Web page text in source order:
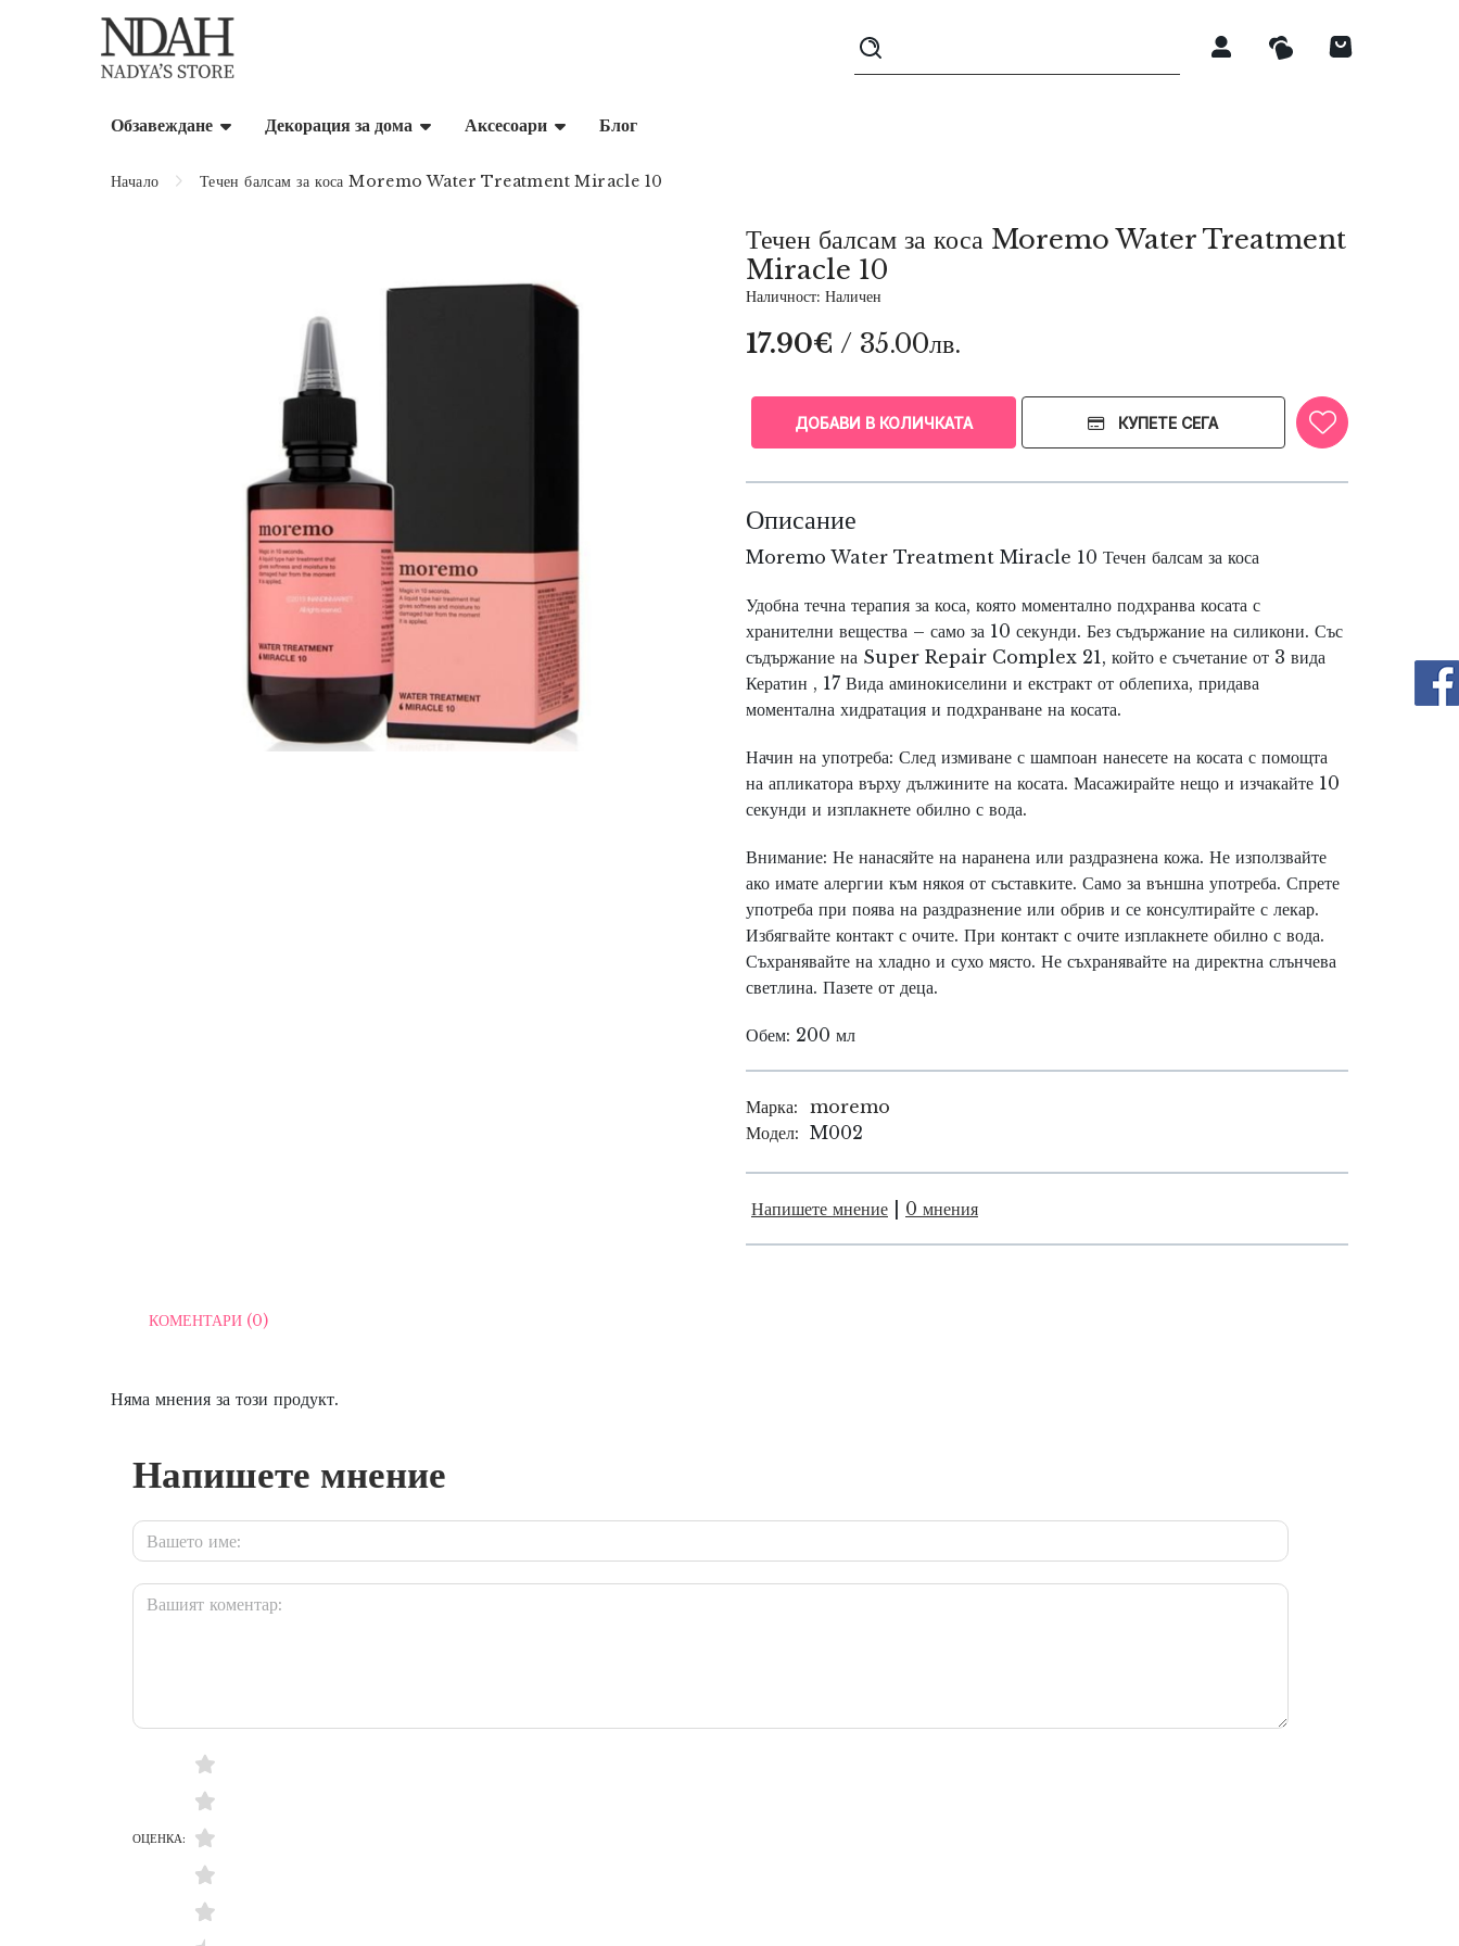
Обзавеждане Декорация за дома Аксесоари Блог
Начало Течен балсам за коса Moremo Water Treatment Miracle 10
Течен балсам за коса Moremo Water Treatment
Miracle 10
Наличност: Наличен
17.90€ / 35.00лв.
ДОБАВИ В КОЛИЧКАТА КУПЕТЕ СЕГА
Описание
Moremo Water Treatment Miracle 10 Течен балсам за коса
Удобна течна терапия за коса, която моментално подхранва косата с
хранителни вещества – само за 10 секунди. Без съдържание на силикони. Със
съдържание на Super Repair Complex 21, който е съчетание от 3 вида
Кератин , 17 Вида аминокиселини и екстракт от облепиха, придава
моментална хидратация и подхранване на косата.
Начин на употреба: След измиване с шампоан нанесете на косата с помощта
на апликатора върху дължините на косата. Масажирайте нещо и изчакайте 10
секунди и изплакнете обилно с вода.
Внимание: Не нанасяйте на наранена или раздразнена кожа. Не използвайте
ако имате алергии към някоя от съставките. Само за външна употреба. Спрете
употреба при поява на раздразнение или обрив и се консултирайте с лекар.
Избягвайте контакт с очите. При контакт с очите изплакнете обилно с вода.
Съхранявайте на хладно и сухо място. Не съхранявайте на директна слънчева
светлина. Пазете от деца.
Обем: 200 мл
Марка: moremo
Модел: M002
Напишете мнение 0 мнения
КОМЕНТАРИ (0)
Няма мнения за този продукт.
Напишете мнение
ОЦЕНКА: